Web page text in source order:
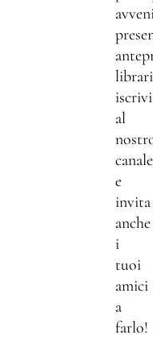
al
canale
e
invita
anche
i
tuoi
amici
a
farlo!